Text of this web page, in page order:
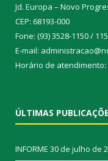
Jd. Europa – Novo
CEP: 68193-000
Fone: (93) 3528-1150 /
E-mail:
Horário de atendimento:
ÚLTIMAS
INFORME 30 de julho de